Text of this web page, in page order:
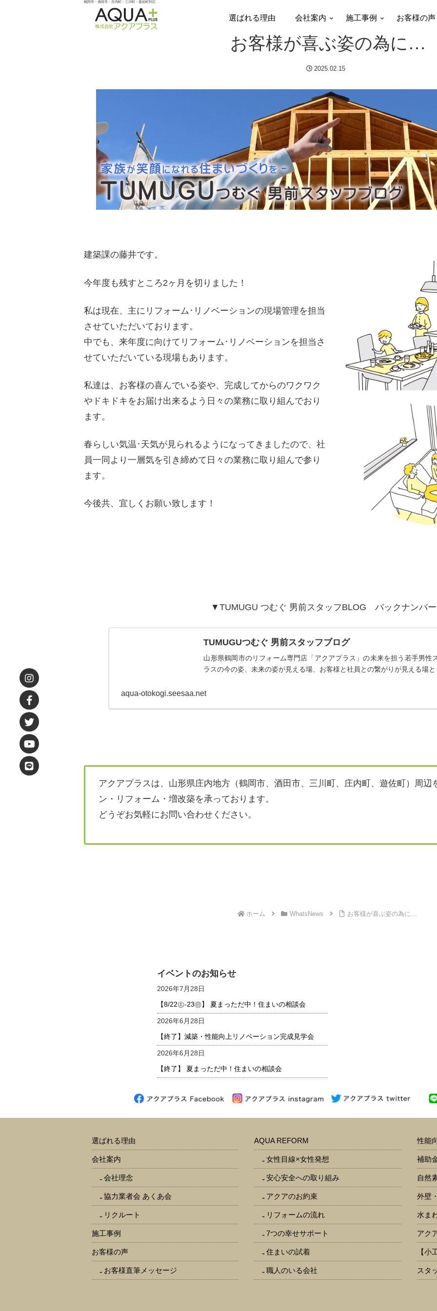
鶴岡市・酒田市・庄内町・三川町・遊佐町対応
選ばれる理由 会社案内 施工事例 お客様の声
お客様が喜ぶ姿の為に…
2025.02.15
建築課の藤井です。
今年度も残すところ2ヶ月を切りました！
私は現在、主にリフォーム･リノベーションの現場管理を担当
させていただいております。
中でも、来年度に向けてリフォーム･リノベーションを担当さ
せていただいている現場もあります。
私達は、お客様の喜んでいる姿や、完成してからのワクワク
やドキドキをお届け出来るよう日々の業務に取り組んでおり
ます。
春らしい気温･天気が見られるようになってきましたので、社
員一同より一層気を引き締めて日々の業務に取り組んで参り
ます。
今後共、宜しくお願い致します！
▼TUMUGU つむぐ 男前スタッフBLOG バックナンバ
TUMUGUつむぐ 男前スタッフブログ
山形県鶴岡市のリフォーム専門店「アクアプラス」の未来を担う若手男性
ラスの今の姿、未来の姿が見える場、お客様と社員との繋がりが見える場
aqua-otokogi.seesaa.net
アクアプラスは、山形県庄内地方（鶴岡市、酒田市、三川町、庄内町、遊佐町）周辺
ン・リフォーム・増改築を承っております。
どうぞお気軽にお問い合わせください。
ホーム WhatsNews お客様が喜ぶ姿の為に…
イベントのお知らせ
2026年7月28日
【8/22㊏-23㊐】 夏まっただ中！住まいの相談会
2026年6月28日
【終了】減築・性能向上リノベーション完成見学会
2026年6月28日
【終了】 夏まっただ中！住まいの相談会
選ばれる理由
会社案内
会社理念
協力業者会 あくあ会
リクルート
施工事例
お客様の声
お客様直筆メッセージ
AQUA REFORM
女性目線×女性発想
安心安全への取り組み
アクアのお約束
リフォームの流れ
7つの幸せサポート
住まいの試着
職人のいる会社
性能
補助
自然
外壁
水ま
アク
【小
スタ